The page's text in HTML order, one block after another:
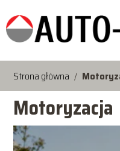
Strona główna /
Motoryzacja